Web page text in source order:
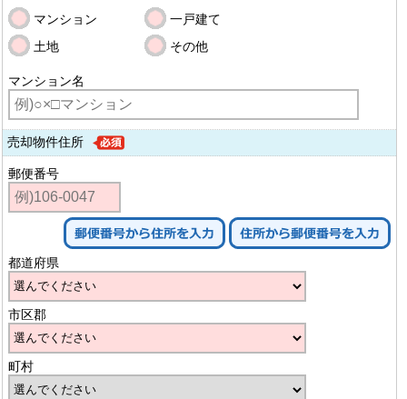
マンション
一戸建て
土地
その他
マンション名
売却物件住所
郵便番号
都道府県
市区郡
町村